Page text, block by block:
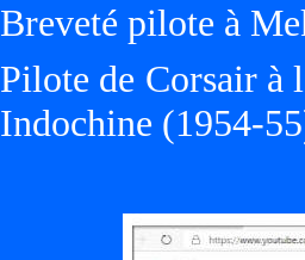
Breveté pilote à
Pilote de Corsair à
Indochine (1954-